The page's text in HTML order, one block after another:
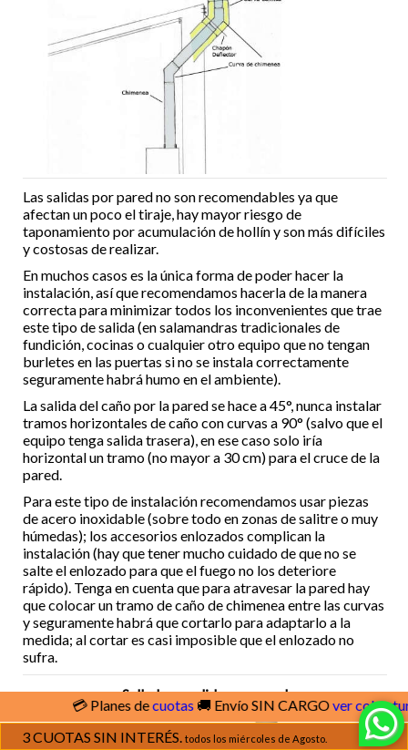
Las salidas por pared no son recomendables ya que
afectan un poco el tiraje, hay mayor riesgo de
taponamiento por acumulación de hollín y son más difíciles
y costosas de realizar.
En muchos casos es la única forma de poder hacer la
instalación, así que recomendamos hacerla de la manera
correcta para minimizar todos los inconvenientes que trae
este tipo de salida (en salamandras tradicionales de
fundición, cocinas o cualquier otro equipo que no tengan
burletes en las puertas si no se instala correctamente
seguramente habrá humo en el ambiente).
La salida del caño por la pared se hace a 45°, nunca instalar
tramos horizontales de caño con curvas a 90° (salvo que el
equipo tenga salida trasera), en ese caso solo iría
horizontal un tramo (no mayor a 30 cm) para el cruce de la
pared.
Para este tipo de instalación recomendamos usar piezas
de acero inoxidable (sobre todo en zonas de salitre o muy
húmedas); los accesorios enlozados complican la
instalación (hay que tener mucho cuidado de que no se
salte el enlozado para que el fuego no los deteriore
rápido). Tenga en cuenta que para atravesar la pared hay
que colocar un tramo de caño de chimenea entre las curvas
y seguramente habrá que cortarlo para adaptarlo a la
medida; al cortar es casi imposible que el enlozado no
sufra.
Sellado en salida por pared
💳 Planes de cuotas🚚 Envío SIN CARGOver cobertura
3 CUOTAS SIN INTERÉS. todos los miércoles de Agosto.